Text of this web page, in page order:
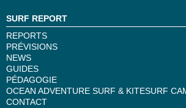
SURF REPORT
REPORTS
PRÉVISIONS
NEWS
GUIDES
PÉDAGOGIE
OCEAN ADVENTURE SURF & KITESURF
CONTACT